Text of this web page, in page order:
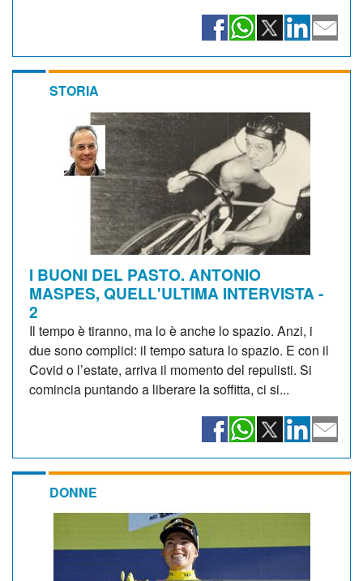
STORIA
I BUONI DEL PASTO. ANTONIO
MASPES, QUELL'ULTIMA INTERVISTA -
2
Il tempo è tiranno, ma lo è anche lo spazio. Anzi, i
due sono complici: il tempo satura lo spazio. E con il
Covid o l’estate, arriva il momento del repulisti. Si
comincia puntando a liberare la soffitta, ci si...
DONNE